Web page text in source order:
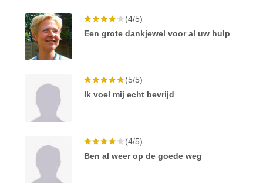
(4/5)
Een grote dankjewel voor al uw hulp
(5/5)
Ik voel mij echt bevrijd
(4/5)
Ben al weer op de goede weg